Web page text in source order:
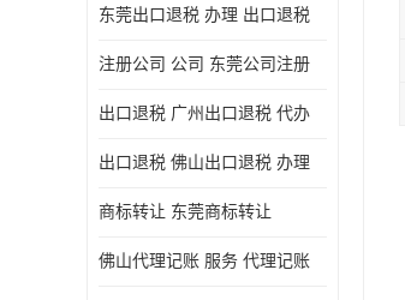
东莞出口退税 办理 出口退税
注册公司 公司 东莞公司注册
出口退税 广州出口退税 代办
出口退税 佛山出口退税 办理
商标转让 东莞商标转让
佛山代理记账 服务 代理记账